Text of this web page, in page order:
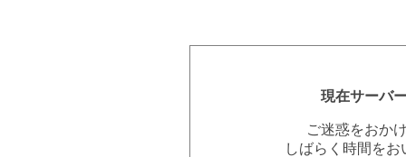
現在サーバ
ご迷惑をおか
しばらく時間を